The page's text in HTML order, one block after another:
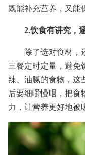
既能补充营养，又能
2.饮食有讲究，
除了选对食材，
三餐定时定量，避免
辣、油腻的食物，这
后要细嚼慢咽，把食
力，让营养更好地被